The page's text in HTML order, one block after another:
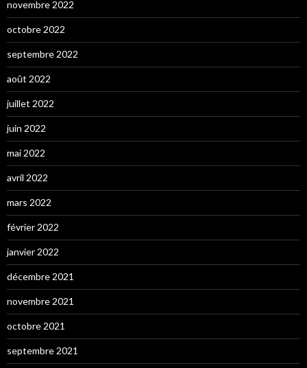
novembre 2022
octobre 2022
septembre 2022
août 2022
juillet 2022
juin 2022
mai 2022
avril 2022
mars 2022
février 2022
janvier 2022
décembre 2021
novembre 2021
octobre 2021
septembre 2021